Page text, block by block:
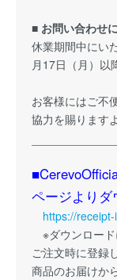
■ お問い合わせ
休業期間中にい
月17日（月）以
お客様にはご不
協力を賜ります
ページよりダ
https://
※ダウンロー
ご注文時に登録
商品のお届けか